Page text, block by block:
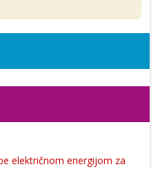
električnom energijom za